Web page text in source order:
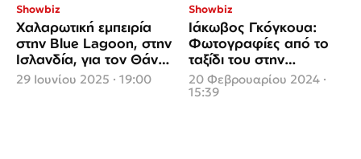
Showbiz
Χαλαρωτική εμπειρία
στην Blue Lagoon, στην
Ισλανδία, για τον Θάνο
Κρομμύδα
29 Ιουνίου 2025 · 19:00
Showbiz
Ιάκωβος Γκόγκουα:
Φωτογραφίες από το
ταξίδι του στην
Ισλανδία
20 Φεβρουαρίου 2024 ·
15:39